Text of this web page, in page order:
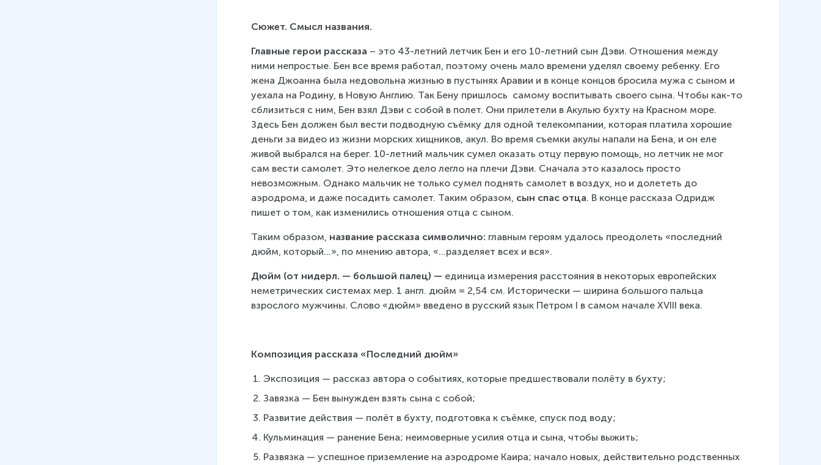
Сюжет. Смысл названия.
Главные герои рассказа – это 43-летний летчик Бен и его 10-летний сын Дэви. Отношения между
ними непростые. Бен все время работал, поэтому очень мало времени уделял своему ребенку. Его
жена Джоанна была недовольна жизнью в пустынях Аравии и в конце концов бросила мужа с сыном и
уехала на Родину, в Новую Англию. Так Бену пришлось  самому воспитывать своего сына. Чтобы как-то
сблизиться с ним, Бен взял Дэви с собой в полет. Они прилетели в Акулью бухту на Красном море.
Здесь Бен должен был вести подводную съёмку для одной телекомпании, которая платила хорошие
деньги за видео из жизни морских хищников, акул. Во время съемки акулы напали на Бена, и он еле
живой выбрался на берег. 10-летний мальчик сумел оказать отцу первую помощь, но летчик не мог
сам вести самолет. Это нелегкое дело легло на плечи Дэви. Сначала это казалось просто
невозможным. Однако мальчик не только сумел поднять самолет в воздух, но и долететь до
аэродрома, и даже посадить самолет. Таким образом, сын спас отца. В конце рассказа Одридж
пишет о том, как изменились отношения отца с сыном.
Таким образом, название рассказа символично: главным героям удалось преодолеть «последний
дюйм, который...», по мнению автора, «...разделяет всех и вся».
Дюйм (от нидерл. — большой палец) — единица измерения расстояния в некоторых европейских
неметрических системах мер. 1 англ. дюйм = 2,54 см. Исторически — ширина большого пальца
взрослого мужчины. Слово «дюйм» введено в русский язык Петром I в самом начале XVIII века.
Композиция рассказа «Последний дюйм»
Экспозиция — рассказ автора о событиях, которые предшествовали полёту в бухту;
Завязка — Бен вынужден взять сына с собой;
Развитие действия — полёт в бухту, подготовка к съёмке, спуск под воду;
Кульминация — ранение Бена; неимоверные усилия отца и сына, чтобы выжить;
Развязка — успешное приземление на аэродроме Каира; начало новых, действительно родственных